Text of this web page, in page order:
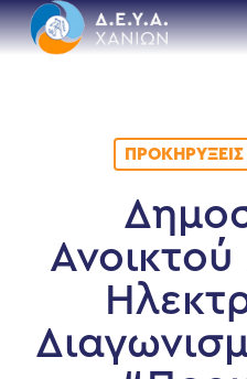
Skip
to
main